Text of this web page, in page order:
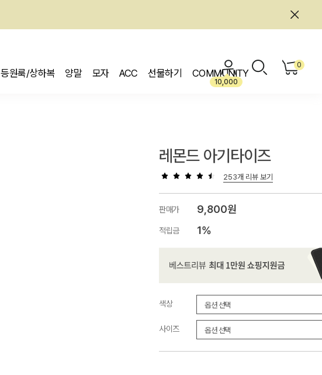
등원룩/상하복 양말 모자 ACC 선물하기 COMMUNITY
10,000
0
레몬드 아기타이즈
253개 리뷰 보기
판매가 9,800원
적립금 1%
색상
사이즈